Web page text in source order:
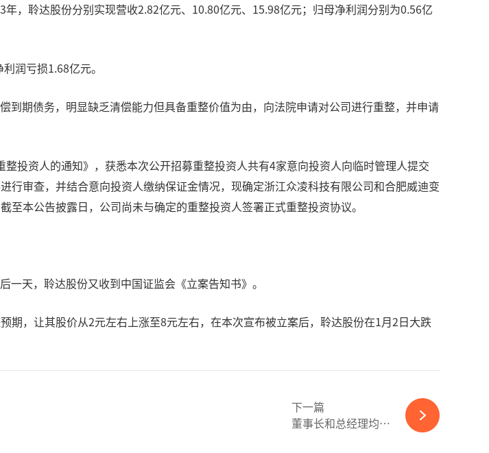
，聆达股份分别实现营收2.82亿元、10.80亿元、15.98亿元；归母净利润分别为0.56亿
润亏损1.68亿元。
期债务，明显缺乏清偿能力但具备重整价值为由，向法院申请对公司进行重整，并申请
投资人的通知》，获悉本次公开招募重整投资人共有4家意向投资人向临时管理人提交
审查，并结合意向投资人缴纳保证金情况，现确定浙江众凌科技有限公司和合肥威迪变
本公告披露日，公司尚未与确定的重整投资人签署正式重整投资协议。
天，聆达股份又收到中国证监会《立案告知书》。
，让其股价从2元左右上涨至8元左右，在本次宣布被立案后，聆达股份在1月2日大跌
下一篇
董事长和总经理均辞职！又一光伏龙头人事大调整-365wm完美体育官网